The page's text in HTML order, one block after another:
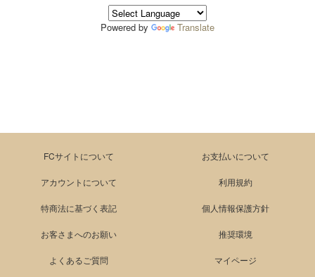
Powered by Translate
FCサイトについて お支払いについて
アカウントについて 利用規約
特商法に基づく表記 個人情報保護方針
お客さまへのお願い 推奨環境
よくあるご質問 マイページ